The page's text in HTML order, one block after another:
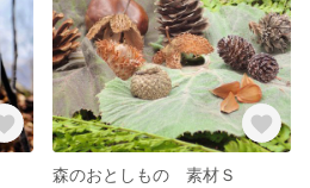
森のおとしもの 素材Ｓ